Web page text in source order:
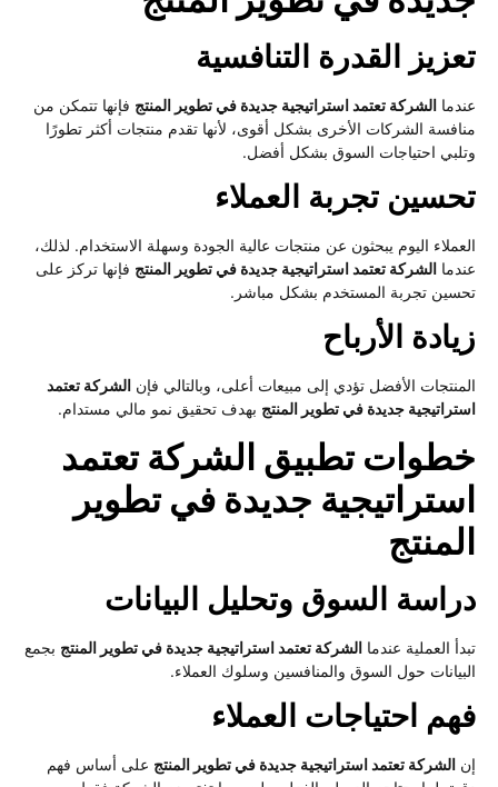
القدرة التنافسية
الشركة تعتمد استراتيجية جديدة في تطوير المنتجفإنها تتمكن من
الشركات الأخرى بشكل أقوى، لأنها تقدم منتجات أكثر تطورًا
احتياجات السوق بشكل أفضل.
تجربة العملاء
اليوم يبحثون عن منتجات عالية الجودة وسهلة الاستخدام. لذلك،
الشركة تعتمد استراتيجية جديدة في تطوير المنتجفإنها تركز على
تجربة المستخدم بشكل مباشر.
الأرباح
الأفضل تؤدي إلى مبيعات أعلى، وبالتالي فإنالشركة تعتمد
جديدة في تطوير المنتجبهدف تحقيق نمو مالي مستدام.
تطبيق الشركة تعتمد
جديدة في تطوير
السوق وتحليل البيانات
العملية عندماالشركة تعتمد استراتيجية جديدة في تطوير المنتجبجمع
حول السوق والمنافسين وسلوك العملاء.
احتياجات العملاء
الشركة تعتمد استراتيجية جديدة في تطوير المنتجعلى أساس فهم